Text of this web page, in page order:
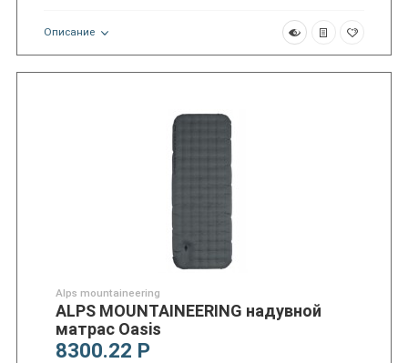
Описание
Alps mountaineering
ALPS MOUNTAINEERING надувной
матрас Oasis
8300.22 Р